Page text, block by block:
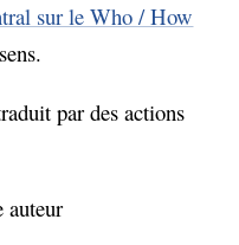
sur le Who / How
par des actions
auteur